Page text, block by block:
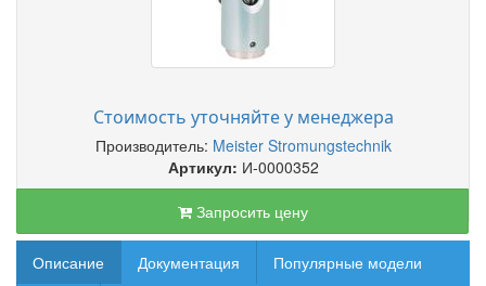
Стоимость уточняйте у менеджера
Производитель: Meister Stromungstechnik
Артикул: И-0000352
Запросить цену
Описание Документация
Популярные модели